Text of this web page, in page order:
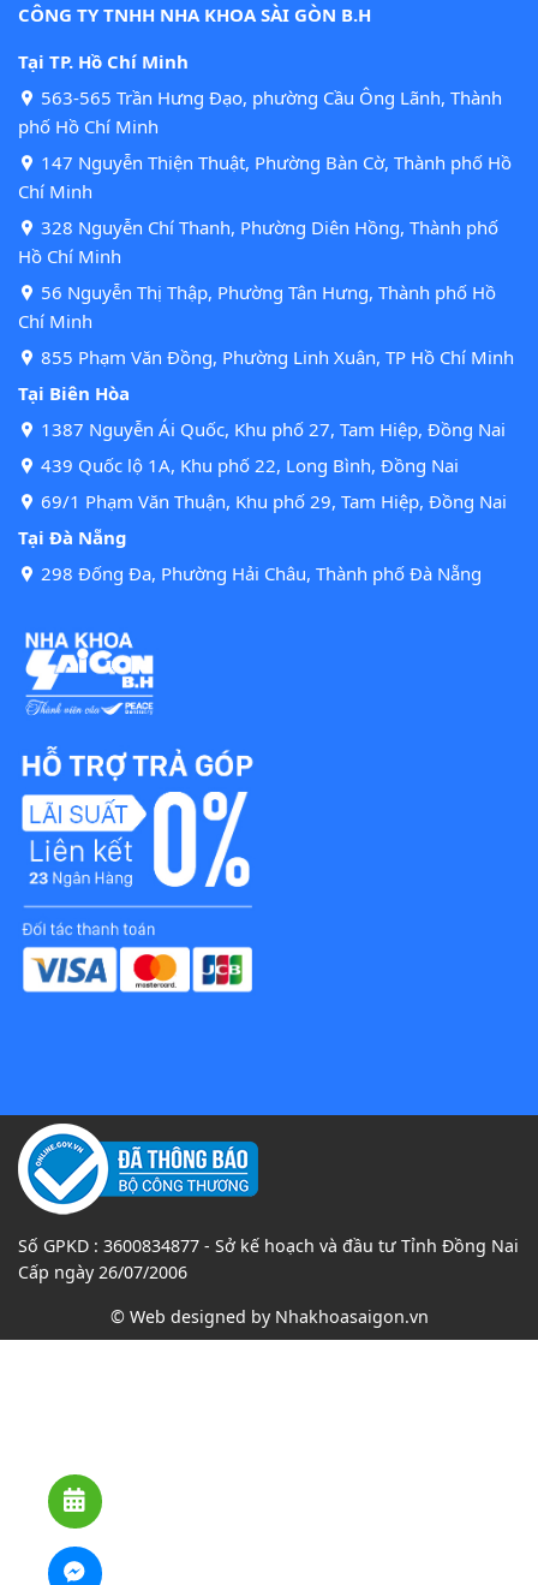
CÔNG TY TNHH NHA KHOA SÀI GÒN B.H
Tại TP. Hồ Chí Minh
563-565 Trần Hưng Đạo, phường Cầu Ông Lãnh, Thành
phố Hồ Chí Minh
147 Nguyễn Thiện Thuật, Phường Bàn Cờ, Thành phố Hồ
Chí Minh
328 Nguyễn Chí Thanh, Phường Diên Hồng, Thành phố
Hồ Chí Minh
56 Nguyễn Thị Thập, Phường Tân Hưng, Thành phố Hồ
Chí Minh
855 Phạm Văn Đồng, Phường Linh Xuân, TP Hồ Chí Minh
Tại Biên Hòa
1387 Nguyễn Ái Quốc, Khu phố 27, Tam Hiệp, Đồng Nai
439 Quốc lộ 1A, Khu phố 22, Long Bình, Đồng Nai
69/1 Phạm Văn Thuận, Khu phố 29, Tam Hiệp, Đồng Nai
Tại Đà Nẵng
298 Đống Đa, Phường Hải Châu, Thành phố Đà Nẵng
Số GPKD : 3600834877 - Sở kế hoạch và đầu tư Tỉnh Đồng Nai
Cấp ngày 26/07/2006
© Web designed by Nhakhoasaigon.vn